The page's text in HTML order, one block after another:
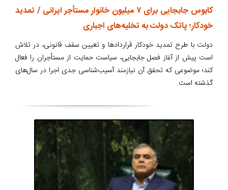
کابوس جاب‎جایی برای ۷ میلیون خانوار مستأجر ایرانی / تمدید
خودکار؛ پاتک دولت به تخلیه‌های اجباری
دولت با طرح تمدید خودکار قراردادها و تعیین سقف قانونی، در تلاش
است پیش از آغاز فصل جابجایی، سیاست حمایت از مستأجران را فعال
کند؛ موضوعی که تحقق آن نیازمند آسیب‌شناسی جدی اجرا در سال‌های
گذشته است.